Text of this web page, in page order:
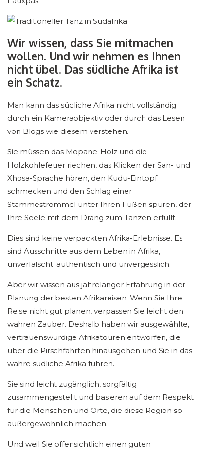
Wir wissen, dass Sie mitmachen
wollen. Und wir nehmen es Ihnen
nicht übel. Das südliche Afrika ist
ein Schatz.
Man kann das südliche Afrika nicht vollständig
durch ein Kameraobjektiv oder durch das Lesen
von Blogs wie diesem verstehen.
Sie müssen das Mopane-Holz und die
Holzkohlefeuer riechen, das Klicken der San- und
Xhosa-Sprache hören, den Kudu-Eintopf
schmecken und den Schlag einer
Stammestrommel unter Ihren Füßen spüren, der
Ihre Seele mit dem Drang zum Tanzen erfüllt.
Dies sind keine verpackten Afrika-Erlebnisse. Es
sind Ausschnitte aus dem Leben in Afrika,
unverfälscht, authentisch und unvergesslich.
Aber wir wissen aus jahrelanger Erfahrung in der
Planung der besten Afrikareisen: Wenn Sie Ihre
Reise nicht gut planen, verpassen Sie leicht den
wahren Zauber. Deshalb haben wir ausgewählte,
vertrauenswürdige Afrikatouren entworfen, die
über die Pirschfahrten hinausgehen und Sie in das
wahre südliche Afrika führen.
Sie sind leicht zugänglich, sorgfältig
zusammengestellt und basieren auf dem Respekt
für die Menschen und Orte, die diese Region so
außergewöhnlich machen.
Und weil Sie offensichtlich einen guten